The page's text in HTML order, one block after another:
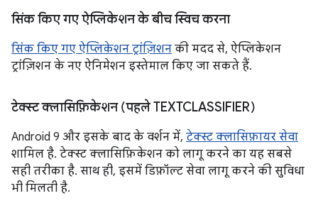
सिंक किए गए ऐप्लिकेशन के बीच स्विच करना
सिंक किए गए ऐप्लिकेशन ट्रांज़िशन की मदद से, ऐप्लिकेशन
ट्रांज़िशन के नए ऐनिमेशन इस्तेमाल किए जा सकते हैं.
टेक्स्ट क्लासिफ़िकेशन (पहले TEXTCLASSIFIER)
Android 9 और इसके बाद के वर्शन में, टेक्स्ट क्लासिफ़ायर सेवा
शामिल है. टेक्स्ट क्लासिफ़िकेशन को लागू करने का यह सबसे
सही तरीका है. साथ ही, इसमें डिफ़ॉल्ट सेवा लागू करने की सुविधा
भी मिलती है.